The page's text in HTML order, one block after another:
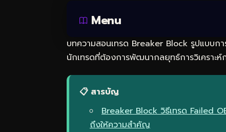
Menu
บทความสอนเทรด Breaker Block รูปแบบก
นักเทรดที่ต้องการพัฒนากลยุทธ์การวิเคราะห์
📋 สารบัญ
Breaker Block วิธีเทรด Failed
ถึงให้ความสำคัญ